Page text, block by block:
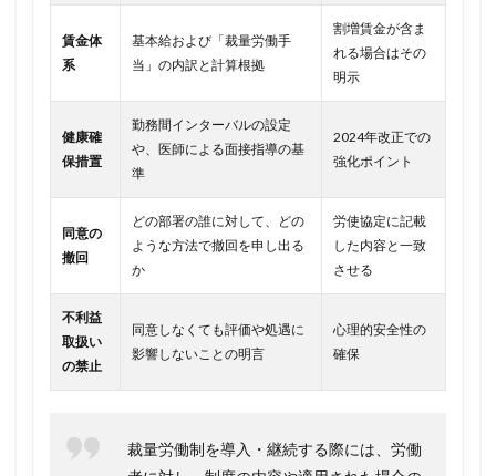
賃金体
系
基本給および「裁量労働手
当」の内訳と計算根拠
割増賃金が含ま
れる場合はその
明示
健康確
保措置
勤務間インターバルの設定
や、医師による面接指導の基
準
2024年改正での
強化ポイント
同意の
撤回
どの部署の誰に対して、どの
ような方法で撤回を申し出る
か
労使協定に記載
した内容と一致
させる
不利益
取扱い
の禁止
同意しなくても評価や処遇に
影響しないことの明言
心理的安全性の
確保
裁量労働制を導入・継続する際には、労働